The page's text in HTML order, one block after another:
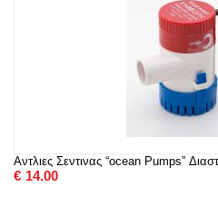
Αντλιες Σεντινας “ocean Pumps”
€ 14.00